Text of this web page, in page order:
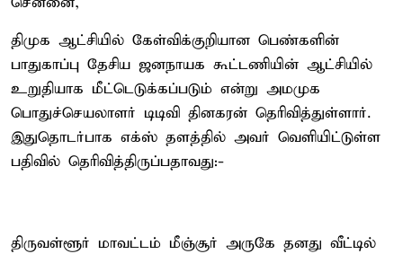
திமுக ஆட்சியில் கேள்விக்குறியான பெண்களின்
பாதுகாப்பு தேசிய ஜனநாயக கூட்டணியின் ஆட்சியில்
உறுதியாக மீட்டெடுக்கப்படும் என்று அமமுக
பொதுச்செயலாளர் டிடிவி தினகரன் தெரிவித்துள்ளார்.
இதுதொடர்பாக எக்ஸ் தளத்தில் அவர் வெளியிட்டுள்ள
பதிவில் தெரிவித்திருப்பதாவது:-
திருவள்ளூர் மாவட்டம் மீஞ்சூர் அருகே தனது வீட்டில்